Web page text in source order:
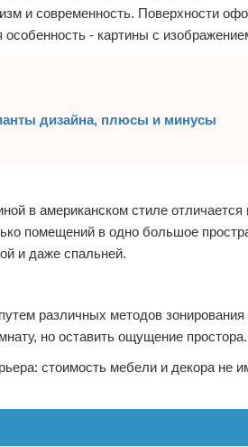
и современность. Поверхности
- картины с
дизайна, плюсы и минусы
в американском стиле
помещений в одно большое
и даже спальней.
различных методов
но оставить ощущение простора.
стоимость мебели и декора не